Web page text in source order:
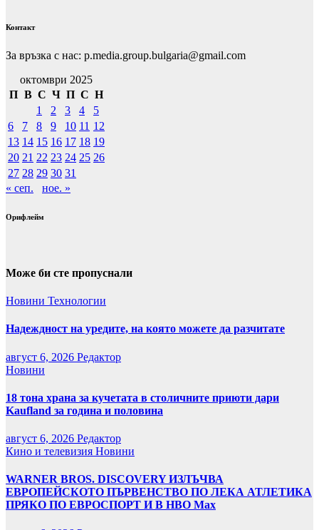
Контакт
За връзка с нас: p.media.group.bulgaria@gmail.com
октомври 2025
П В С Ч П С Н
1
2 3 4
5
6
7 8 9 10 11 12
13 14 15 16 17 18 19
20 21 22 23 24 25 26
27 28 29 30 31
« сеп.
ное. »
Орифлейм
Може би сте пропуснали
Новини Технологии
Надеждност на уредите, на която можете да разчитате
август 6, 2026 Редактор
Новини
18 тона храна за кучетата в столичните приюти дари
Kaufland за година и половина
август 6, 2026 Редактор
Кино и телевизия Новини
WARNER BROS. DISCOVERY ИЗЛЪЧВА
ЕВРОПЕЙСКОТО ПЪРВЕНСТВО ПО ЛЕКА АТЛЕТИКА
ПРЯКО ПО ЕВРОСПОРТ И В НВО Мах